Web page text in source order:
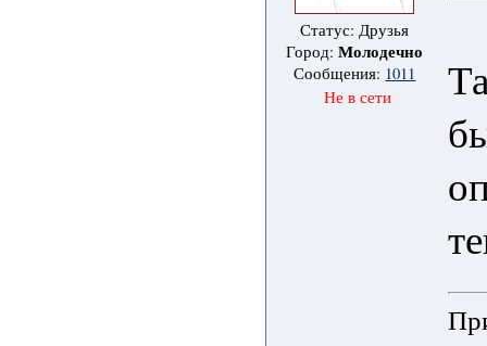
Статус: Друзья
Город:Молодечно
Сообщения: 1011
Не в сети